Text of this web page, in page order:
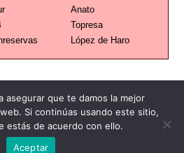
Anato
Topresa
López de Haro
asegurar que te damos la mejor
Si continúas usando este sitio,
estás de acuerdo con ello.
Aceptar
Redacción Contacto
Todos los derechos reservados